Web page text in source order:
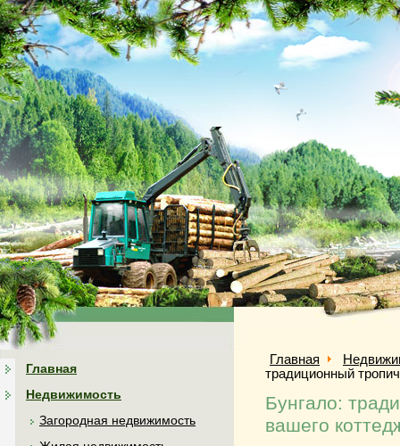
Главная
Недвижимость
Загородная недвижимость
Главная
традиционный
Бунгало:
вашего